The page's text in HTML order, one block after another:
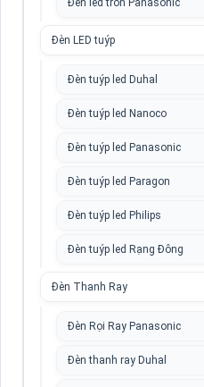
Đèn led tròn Panasonic
Đèn LED tuýp
Đèn tuýp led Duhal
Đèn tuýp led Nanoco
Đèn tuýp led Panasonic
Đèn tuýp led Paragon
Đèn tuýp led Philips
Đèn tuýp led Rạng Đông
Đèn Thanh Ray
Đèn Rọi Ray Panasonic
Đèn thanh ray Duhal